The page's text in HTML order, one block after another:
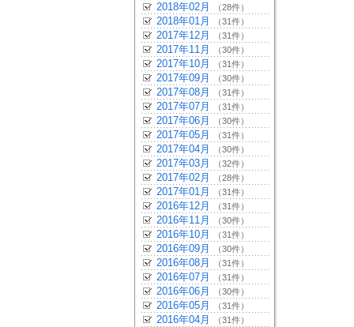
2018年02月 （28件）
2018年01月 （31件）
2017年12月 （31件）
2017年11月 （30件）
2017年10月 （31件）
2017年09月 （30件）
2017年08月 （31件）
2017年07月 （31件）
2017年06月 （30件）
2017年05月 （31件）
2017年04月 （30件）
2017年03月 （32件）
2017年02月 （28件）
2017年01月 （31件）
2016年12月 （31件）
2016年11月 （30件）
2016年10月 （31件）
2016年09月 （30件）
2016年08月 （31件）
2016年07月 （31件）
2016年06月 （30件）
2016年05月 （31件）
2016年04月 （31件）